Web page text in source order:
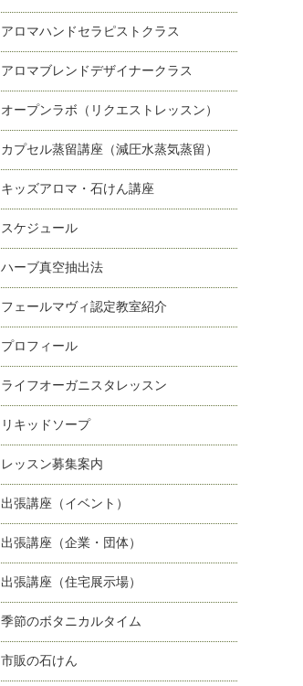
アロマハンドセラピストクラス
アロマブレンドデザイナークラス
オープンラボ（リクエストレッスン）
カプセル蒸留講座（減圧水蒸気蒸留）
キッズアロマ・石けん講座
スケジュール
ハーブ真空抽出法
フェールマヴィ認定教室紹介
プロフィール
ライフオーガニスタレッスン
リキッドソープ
レッスン募集案内
出張講座（イベント）
出張講座（企業・団体）
出張講座（住宅展示場）
季節のボタニカルタイム
市販の石けん